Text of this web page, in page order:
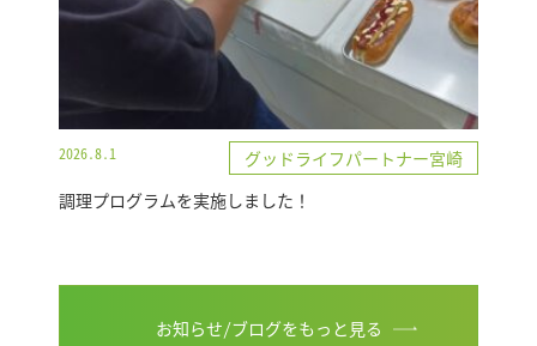
2026.8.1
グッドライフパートナー宮崎
調理プログラムを実施しました！
お知らせ/ブログをもっと見る